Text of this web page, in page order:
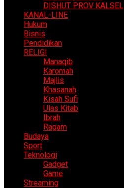
DISHUT PROV KALSEL
KANAL-LINE
Hukum
Bisnis
Pendidikan
RELIGI
Manaqib
Karomah
Majlis
Khasanah
Kisah Sufi
Ulas Kitab
Ibrah
Ragam
Budaya
Sport
Teknologi
Gadget
Game
Streaming